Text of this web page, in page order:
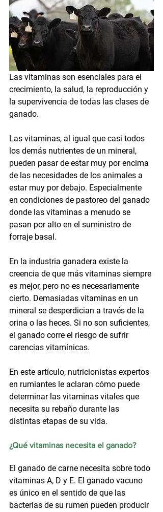
Las vitaminas son esenciales para el
crecimiento, la salud, la reproducción y
la supervivencia de todas las clases de
ganado.
Las vitaminas, al igual que casi todos
los demás nutrientes de un mineral,
pueden pasar de estar muy por encima
de las necesidades de los animales a
estar muy por debajo. Especialmente
en condiciones de pastoreo del ganado
donde las vitaminas a menudo se
pasan por alto en el suministro de
forraje basal.
En la industria ganadera existe la
creencia de que más vitaminas siempre
es mejor, pero no es necesariamente
cierto. Demasiadas vitaminas en un
mineral se desperdician a través de la
orina o las heces. Si no son suficientes,
el ganado corre el riesgo de sufrir
carencias vitamínicas.
En este artículo, nutricionistas expertos
en rumiantes le aclaran cómo puede
determinar las vitaminas vitales que
necesita su rebaño durante las
distintas etapas de su vida.
¿Qué vitaminas necesita el ganado?
El ganado de carne necesita sobre todo
vitaminas A, D y E. El ganado vacuno
es único en el sentido de que las
bacterias de su rumen pueden producir